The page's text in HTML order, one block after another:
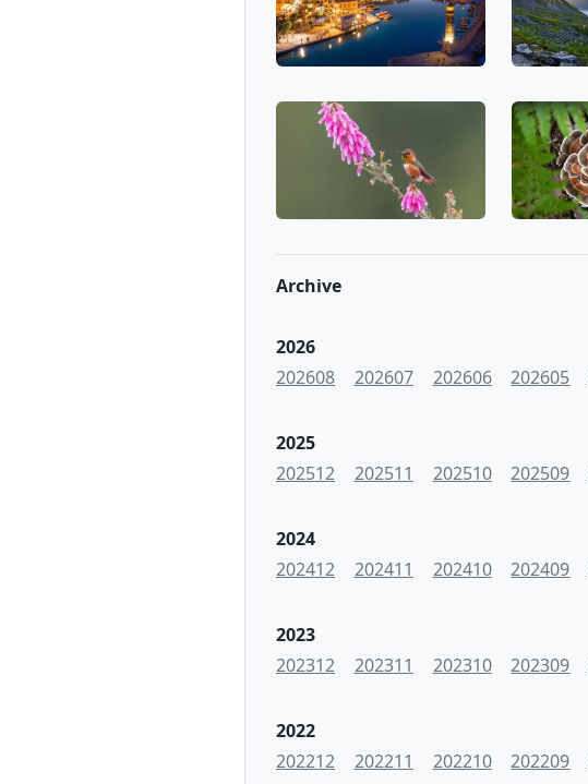
Archive
2026
202608
202607 202606 202605
2025
202512
202511 202510 202509
2024
202412
202411 202410 202409
2023
202312
202311 202310 202309
2022
202212
202211 202210 202209